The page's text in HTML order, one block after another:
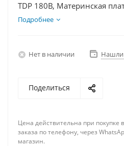
TDP 180В, Материнская
Видеокарта RTX 3060Ti 8Гб,
Подробнее
Нет в наличии Нашли
Поделиться
Цена действительна при
заказа по телефону, через
магазин.